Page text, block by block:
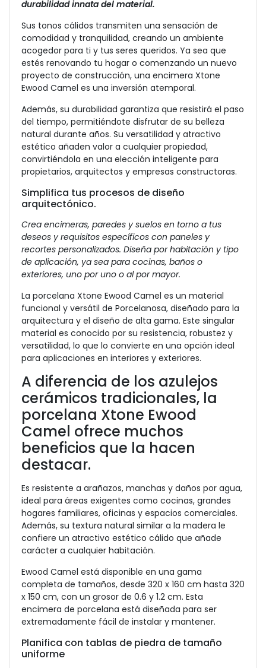
durabilidad innata del material.
Sus tonos cálidos transmiten una sensación de
comodidad y tranquilidad, creando un ambiente
acogedor para ti y tus seres queridos. Ya sea que
estés renovando tu hogar o comenzando un nuevo
proyecto de construcción, una encimera Xtone
Ewood Camel es una inversión atemporal.
Además, su durabilidad garantiza que resistirá el paso
del tiempo, permitiéndote disfrutar de su belleza
natural durante años. Su versatilidad y atractivo
estético añaden valor a cualquier propiedad,
convirtiéndola en una elección inteligente para
propietarios, arquitectos y empresas constructoras.
Simplifica tus procesos de diseño
arquitectónico.
Crea encimeras, paredes y suelos en torno a tus
deseos y requisitos específicos con paneles y
recortes personalizados. Diseña por habitación y tipo
de aplicación, ya sea para cocinas, baños o
exteriores, uno por uno o al por mayor.
La porcelana Xtone Ewood Camel es un material
funcional y versátil de Porcelanosa, diseñado para la
arquitectura y el diseño de alta gama. Este singular
material es conocido por su resistencia, robustez y
versatilidad, lo que lo convierte en una opción ideal
para aplicaciones en interiores y exteriores.
A diferencia de los azulejos
cerámicos tradicionales, la
porcelana Xtone Ewood
Camel ofrece muchos
beneficios que la hacen
destacar.
Es resistente a arañazos, manchas y daños por agua,
ideal para áreas exigentes como cocinas, grandes
hogares familiares, oficinas y espacios comerciales.
Además, su textura natural similar a la madera le
confiere un atractivo estético cálido que añade
carácter a cualquier habitación.
Ewood Camel está disponible en una gama
completa de tamaños, desde 320 x 160 cm hasta 320
x 150 cm, con un grosor de 0.6 y 1.2 cm. Esta
encimera de porcelana está diseñada para ser
extremadamente fácil de instalar y mantener.
Planifica con tablas de piedra de tamaño
uniforme